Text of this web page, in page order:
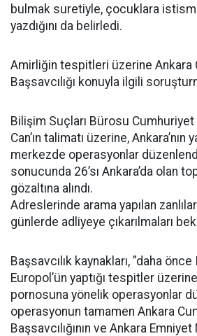
bulmak suretiyle, çocuklara
yazdığını da belirledi.
Amirliğin tespitleri üzerine Ankara
Başsavcılığı konuyla ilgili
Bilişim Suçları Bürosu Cumhuriyet
Can’ın talimatı üzerine, Ankara’nın
merkezde operasyonlar
sonucunda 26’sı Ankara’da olan
gözaltına alındı.
Adreslerinde arama yapılan
günlerde adliyeye çıkarılmaları
Başsavcılık kaynakları, ”daha
Europol’ün yaptığı tespitler
pornosuna yönelik operasyonlar
operasyonun tamamen Ankara
Başsavcılığının ve Ankara